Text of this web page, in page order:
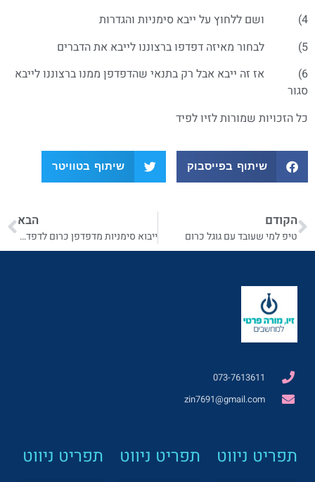
4) ושם ללחוץ על ייבא סימניות והגדרות
5) לבחור מאיזה דפדפו ברצוננו לייבא את הדברים
6) אז זה ייבא אבל רק בתנאי שהדפדפן ממנו ברצוננו לייבא
סגור
כל הזכויות שמורות לזיו לפיד
שיתוף בפייסבוק שיתוף בטוויטר
הקודם
טיפ למי שעובד עם גוגל כרום
הבא
ייבוא סימניות מדפדפן כרום לדפדפן כרום אחר
073-7613611
zin7691@gmail.com
תפריט ניווט תפריט ניווט תפריט ניווט